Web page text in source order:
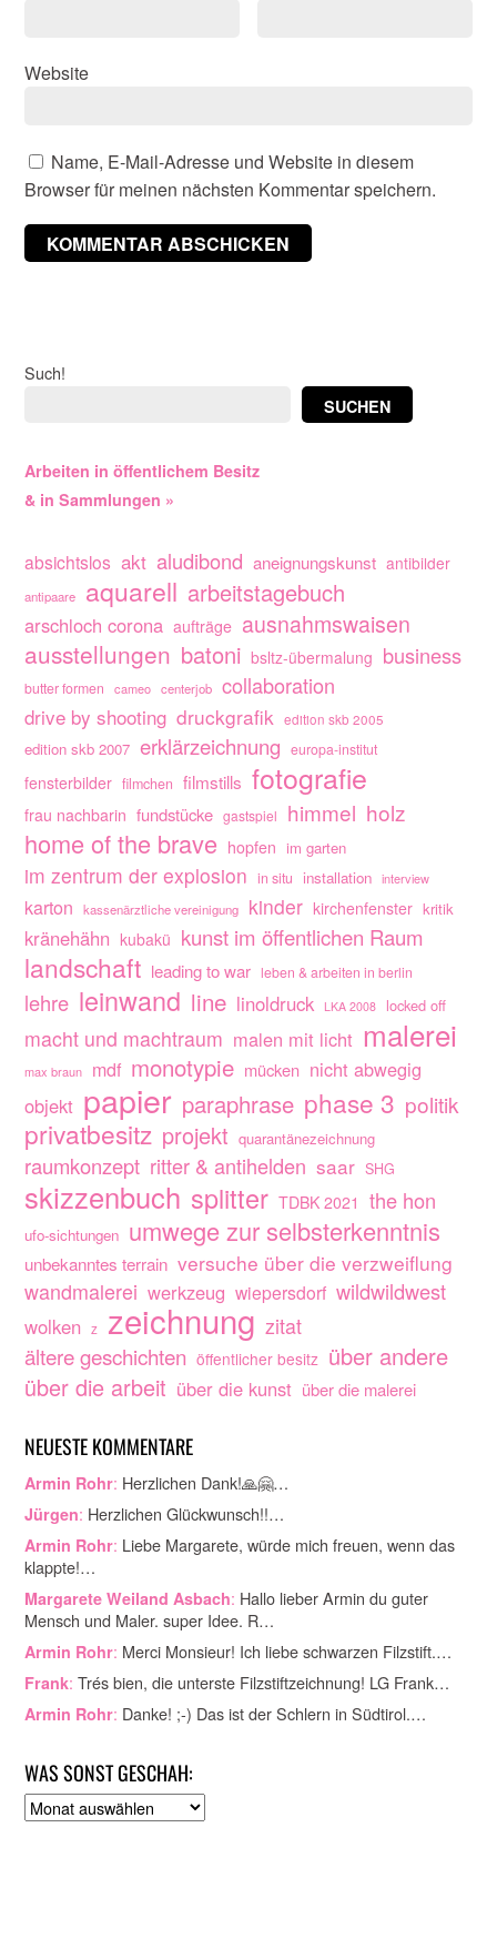
Website
Name, E-Mail-Adresse und Website in diesem
Browser für meinen nächsten Kommentar speichern.
Such!
SUCHEN
Arbeiten in öffentlichem Besitz
& in Sammlungen »
absichtslos akt aludibond aneignungskunst antibilder
antipaare aquarell arbeitstagebuch
arschloch corona aufträge ausnahmswaisen
ausstellungen batoni bsltz-übermalung business
butter formen cameo centerjob collaboration
drive by shooting druckgrafik edition skb 2005
edition skb 2007 erklärzeichnung europa-institut
fensterbilder filmchen filmstills fotografie
frau nachbarin fundstücke gastspiel himmel holz
home of the brave hopfen im garten
im zentrum der explosion in situ installation interview
karton kassenärztliche vereinigung kinder kirchenfenster kritik
kränehähn kubakü kunst im öffentlichen Raum
landschaft leading to war leben & arbeiten in berlin
lehre leinwand line linoldruck LKA 2008 locked off
macht und machtraum malen mit licht malerei
max braun mdf monotypie mücken nicht abwegig
objekt papier paraphrase phase 3 politik
privatbesitz projekt quarantänezeichnung
raumkonzept ritter & antihelden saar SHG
skizzenbuch splitter TDBK 2021 the hon
ufo-sichtungen umwege zur selbsterkenntnis
unbekanntes terrain versuche über die verzweiflung
wandmalerei werkzeug wiepersdorf wildwildwest
wolken z zeichnung zitat
ältere geschichten öffentlicher besitz über andere
über die arbeit über die kunst über die malerei
NEUESTE KOMMENTARE
Armin Rohr: Herzlichen Dank!🙏🤗…
Jürgen: Herzlichen Glückwunsch!!…
Armin Rohr: Liebe Margarete, würde mich freuen, wenn das
klappte!…
Margarete Weiland Asbach: Hallo lieber Armin du guter
Mensch und Maler. super Idee. R…
Armin Rohr: Merci Monsieur! Ich liebe schwarzen Filzstift.…
Frank: Trés bien, die unterste Filzstiftzeichnung! LG Frank…
Armin Rohr: Danke! ;-) Das ist der Schlern in Südtirol.…
WAS SONST GESCHAH:
A